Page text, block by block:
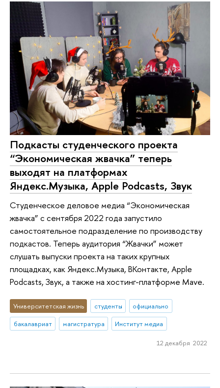
Подкасты студенческого проекта
“Экономическая жвачка” теперь
выходят на платформах
Яндекс.Музыка, Apple Podcasts, Звук
Студенческое деловое медиа “Экономическая
жвачка” с сентября 2022 года запустило
самостоятельное подразделение по производству
подкастов. Теперь аудитория “Жвачки” может
слушать выпуски проекта на таких крупных
площадках, как Яндекс.Музыка, ВКонтакте, Apple
Podcasts, Звук, а также на хостинг-платформе Mave.
Университетская жизнь студенты
официально
бакалавриат
магистратура Институт медиа
12 декабря 2022